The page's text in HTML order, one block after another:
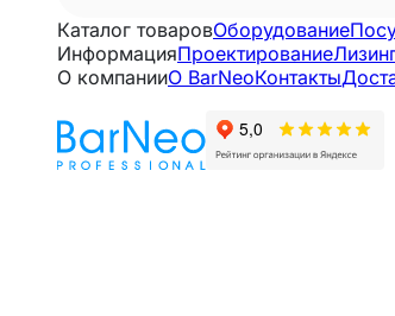
Каталог товаровОборудование
ИнформацияПроектирование
О компанииO BarNeoКонтакты